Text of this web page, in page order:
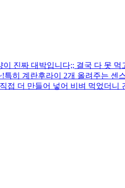
진짜 대박입니다;; 결국 다 못
히 계란후라이 2개 올려주는
접 더 만들어 넣어 비벼 먹었더